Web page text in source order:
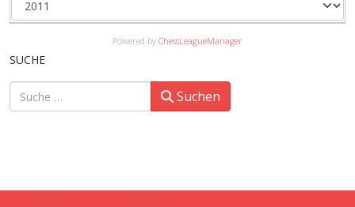
Powered by ChessLeagueManager
SUCHE
Suchen
Suchen